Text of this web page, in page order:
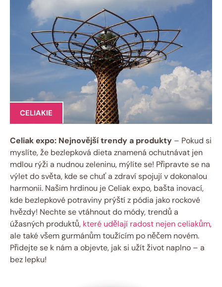
CELIAKIE
Celiak expo: Nejnovější trendy a produkty – Pokud ‌si​
myslíte, že bezlepková dieta znamená ochutnávat jen
mdlou rýži a nudnou zeleninu, mýlíte se! Připravte‌ se⁢ na
výlet do světa, kde ⁤se chuť a zdraví spojují​ v dokonalou
harmonii. Našim hrdinou‍ je Celiak expo, bašta inovací,
kde ⁣bezlepkové potraviny prýští z pódia jako rockové
hvězdy! Nechte se vtáhnout do módy, trendů a
úžasných produktů, které udělají radost nejen celiakům,
ale také ⁣všem gurmánům toužícím po něčem novém.
Přidejte se k nám a objevte, jak si užít život naplno – a
bez​ lepku!